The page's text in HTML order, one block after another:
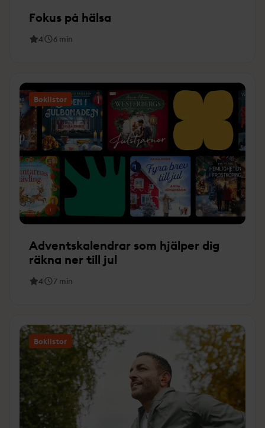
Fokus på hälsa
4 6 min
Boklistor
Adventskalendrar som hjälper dig
räkna ner till jul
4 7 min
Boklistor